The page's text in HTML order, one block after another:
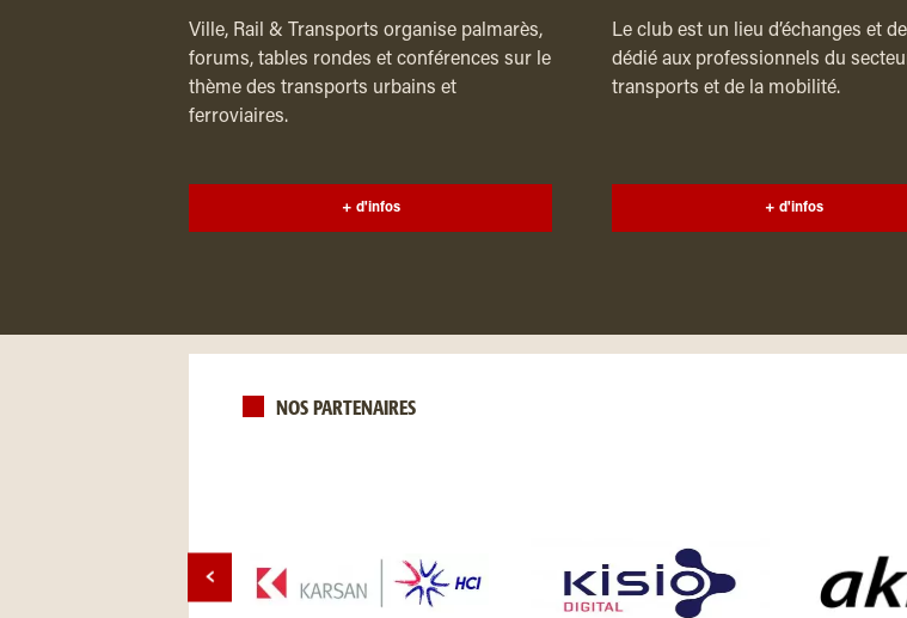
Ville, Rail & Transports organise palmarès,
forums, tables rondes et conférences sur le
thème des transports urbains et
ferroviaires.
+ d'infos
Le club est un lieu d’échanges et
dédié aux professionnels du
transports et de la mobilité.
+ d'infos
NOS PARTENAIRES